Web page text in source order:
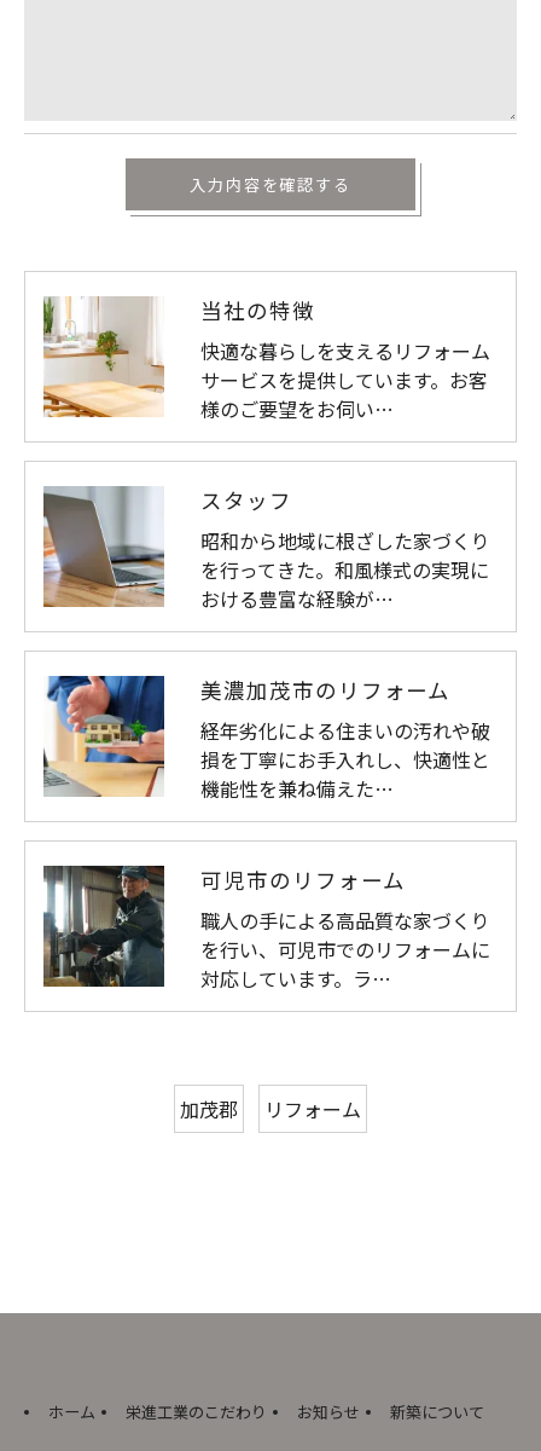
当社の特徴
快適な暮らしを支えるリフォーム
サービスを提供しています。お客
様のご要望をお伺い…
スタッフ
昭和から地域に根ざした家づくり
を行ってきた。和風様式の実現に
おける豊富な経験が…
美濃加茂市のリフォーム
経年劣化による住まいの汚れや破
損を丁寧にお手入れし、快適性と
機能性を兼ね備えた…
可児市のリフォーム
職人の手による高品質な家づくり
を行い、可児市でのリフォームに
対応しています。ラ…
加茂郡 リフォーム
ホーム 栄進工業のこだわり お知らせ 新築について